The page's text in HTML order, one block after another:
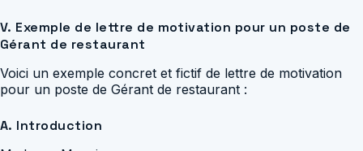
V. Exemple de lettre de motivation pour un poste de
Gérant de restaurant
Voici un exemple concret et fictif de lettre de motivation
pour un poste de Gérant de restaurant :
A. Introduction